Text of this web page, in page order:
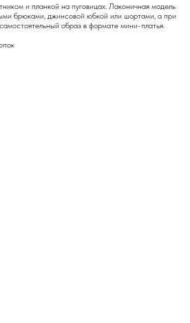
и планкой на пуговицах. Лаконичная модель
брюками, джинсовой юбкой или шортами, а при
образ в формате мини-платья.
с 11:00 до 20:00
ТЦ МЕГА